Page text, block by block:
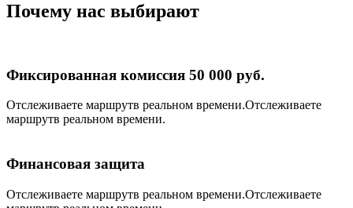
Почему нас выбирают
Фиксированная комиссия 50 000 руб.
Отслеживаете маршрутв реальном времени.Отслеживаете
маршрутв реальном времени.
Финансовая защита
Отслеживаете маршрутв реальном времени.Отслеживаете